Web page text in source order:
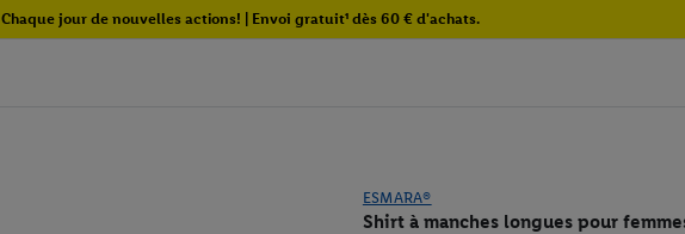
Chaque jour de nouvelles actions! | Envoi gratuit¹ dès 60 € d'achats.
ESMARA®
Shirt à manches longues pour